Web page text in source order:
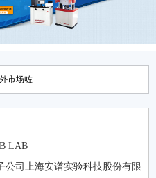
市场咗
LAB
公司上海安谱实验科技股份有限